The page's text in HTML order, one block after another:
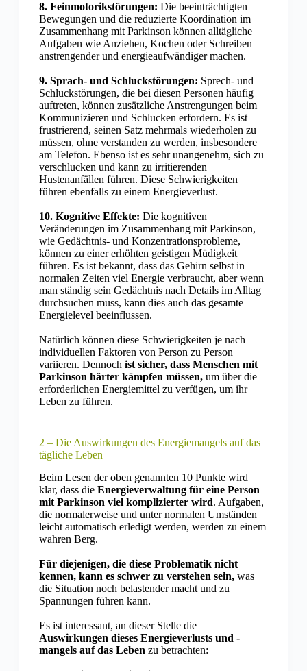
8. Feinmotorikstörungen: Die beeinträchtigten
Bewegungen und die reduzierte Koordination im
Zusammenhang mit Parkinson können alltägliche
Aufgaben wie Anziehen, Kochen oder Schreiben
anstrengender und energieaufwändiger machen.
9. Sprach- und Schluckstörungen: Sprech- und
Schluckstörungen, die bei diesen Personen häufig
auftreten, können zusätzliche Anstrengungen beim
Kommunizieren und Schlucken erfordern. Es ist
frustrierend, seinen Satz mehrmals wiederholen zu
müssen, ohne verstanden zu werden, insbesondere
am Telefon. Ebenso ist es sehr unangenehm, sich zu
verschlucken und kann zu irritierenden
Hustenanfällen führen. Diese Schwierigkeiten
führen ebenfalls zu einem Energieverlust.
10. Kognitive Effekte: Die kognitiven
Veränderungen im Zusammenhang mit Parkinson,
wie Gedächtnis- und Konzentrationsprobleme,
können zu einer erhöhten geistigen Müdigkeit
führen. Es ist bekannt, dass das Gehirn selbst in
normalen Zeiten viel Energie verbraucht, aber wenn
man ständig sein Gedächtnis nach Details im Alltag
durchsuchen muss, kann dies auch das gesamte
Energielevel beeinflussen.
Natürlich können diese Schwierigkeiten je nach
individuellen Faktoren von Person zu Person
variieren. Dennoch ist sicher, dass Menschen mit
Parkinson härter kämpfen müssen,um über die
erforderlichen Energiemittel zu verfügen, um ihr
Leben zu führen.
2 – Die Auswirkungen des Energiemangels auf das
tägliche Leben
Beim Lesen der oben genannten 10 Punkte wird
klar, dass die Energieverwaltung für eine Person
mit Parkinson viel komplizierter wird. Aufgaben,
die normalerweise und unter normalen Umständen
leicht automatisch erledigt werden, werden zu einem
wahren Berg.
Für diejenigen, die diese Problematik nicht
kennen, kann es schwer zu verstehen sein,was
die Situation noch belastender macht und zu
Spannungen führen kann.
Es ist interessant, an dieser Stelle die
Auswirkungen dieses Energieverlusts und -
mangels auf das Leben zu betrachten: